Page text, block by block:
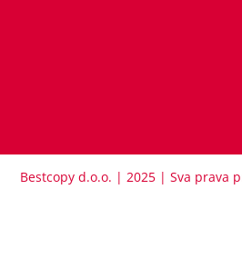
Bestcopy d.o.o. | 2025 | Sva prava